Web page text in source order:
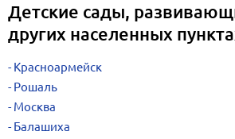
Детские сады,
других населенных
Красноармейск
Рошаль
Москва
Балашиха